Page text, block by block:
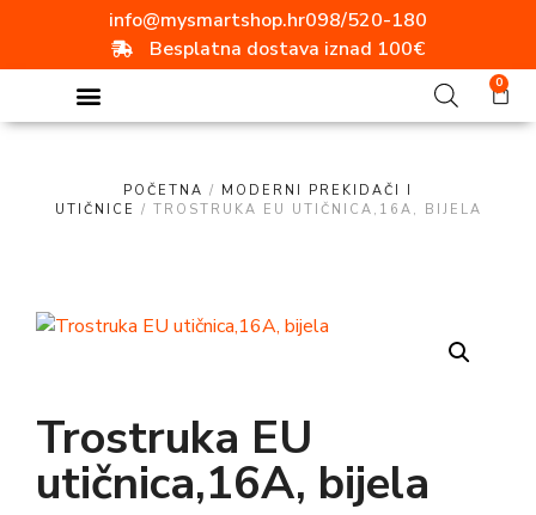
info@mysmartshop.hr098/520-180
Besplatna dostava iznad 100€
0
POČETNA / MODERNI PREKIDAČI I
UTIČNICE / TROSTRUKA EU UTIČNICA,16A, BIJELA
Trostruka EU
utičnica,16A, bijela